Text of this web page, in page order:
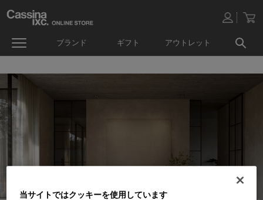
ブランド ギフト アウトレット
当サイトではクッキーを使用しています